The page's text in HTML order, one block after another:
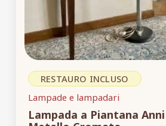
RESTAURO INCLUSO
Lampade e lampadari
Lampada a Piantana